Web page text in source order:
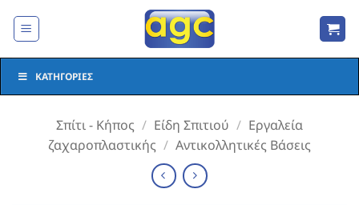
στο
ΚΑΤΗΓΟΡΊΕΣ
Σπίτι - Κήπος / Είδη Σπιτιού / Εργαλεία
ζαχαροπλαστικής / Αντικολλητικές Βάσεις